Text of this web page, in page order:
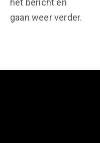
het bericht en
gaan weer verder.